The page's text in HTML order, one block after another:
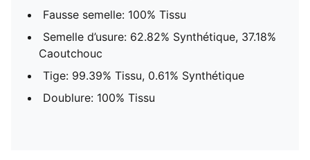
Fausse semelle: 100% Tissu
Semelle d’usure: 62.82% Synthétique, 37.18%
Caoutchouc
Tige: 99.39% Tissu, 0.61% Synthétique
Doublure: 100% Tissu